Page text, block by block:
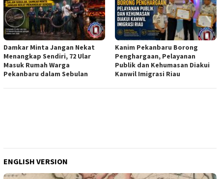
Damkar Minta Jangan Nekat
Menangkap Sendiri, 72 Ular
Masuk Rumah Warga
Pekanbaru dalam Sebulan
Kanim Pekanbaru Borong
Penghargaan, Pelayanan
Publik dan Kehumasan Diakui
Kanwil Imigrasi Riau
ENGLISH VERSION